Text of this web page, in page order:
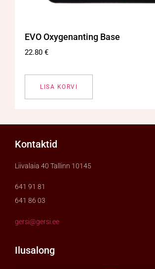
EVO Oxygenanting Base
22.80 €
LISA KORVI
Kontaktid
Liivalaia 40 Tallinn 10145
641 91 81
641 86 03
gersi@gersi.ee
Ilusalong